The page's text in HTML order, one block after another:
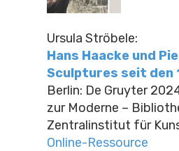
Ursula Ströbele:
Hans Haacke und
Sculptures seit den
Berlin: De Gruyter
zur Moderne –
Zentralinstitut für
Online-Ressource